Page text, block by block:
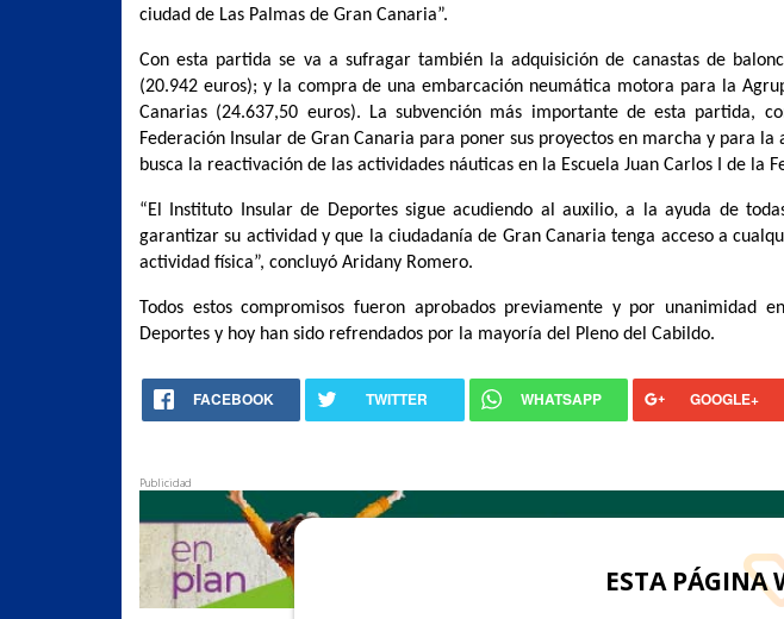
ciudad de Las Palmas de Gran Canaria”.
Con esta partida se va a sufragar también la adquisición de canastas de
(20.942 euros); y la compra de una embarcación neumática motora para la
Canarias (24.637,50 euros). La subvención más importante de esta partida,
Federación Insular de Gran Canaria para poner sus proyectos en marcha y para
busca la reactivación de las actividades náuticas en la Escuela Juan Carlos I de la
“El Instituto Insular de Deportes sigue acudiendo al auxilio, a la ayuda de
garantizar su actividad y que la ciudadanía de Gran Canaria tenga acceso a
actividad física”, concluyó Aridany Romero.
Todos estos compromisos fueron aprobados previamente y por unanimidad
Deportes y hoy han sido refrendados por la mayoría del Pleno del Cabildo.
FACEBOOK TWITTER WHATSAPP GOOGLE+
Publicidad
ESTA PÁGINA